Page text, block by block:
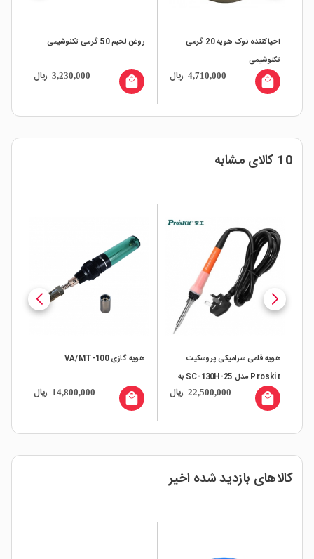
احیاکننده نوک هویه 20 گرمی
تکنوشیمی
4,710,000 ریال local_mall
روغن لحیم 50 گرمی تکنوشیمی
3,230,000 ریال local_mall
10 کالای مشابه
هویه قلمی سرامیکی پروسکیت
Proskit مدل SC-130H-25 به
همراه پایه تکیه گاه22,500,000 ریال local_mall
هویه گازی VA/MT-100
14,800,000 ریال local_mall
کالاهای بازدید شده اخیر